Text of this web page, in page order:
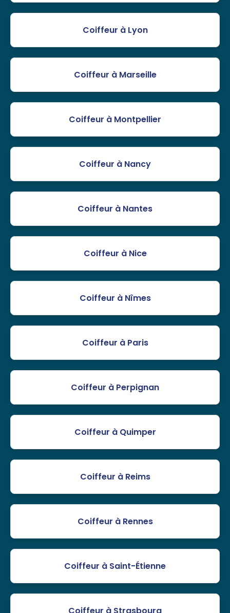
Coiffeur à Lyon
Coiffeur à Marseille
Coiffeur à Montpellier
Coiffeur à Nancy
Coiffeur à Nantes
Coiffeur à Nice
Coiffeur à Nîmes
Coiffeur à Paris
Coiffeur à Perpignan
Coiffeur à Quimper
Coiffeur à Reims
Coiffeur à Rennes
Coiffeur à Saint-Étienne
Coiffeur à Strasbourg